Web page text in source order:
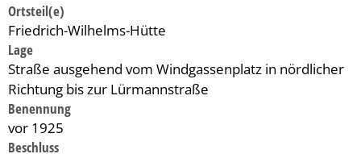
Ortsteil(e)
Friedrich-Wilhelms-Hütte
Lage
Straße ausgehend vom Windgassenplatz in nördlicher
Richtung bis zur Lürmannstraße
Benennung
vor 1925
Beschluss